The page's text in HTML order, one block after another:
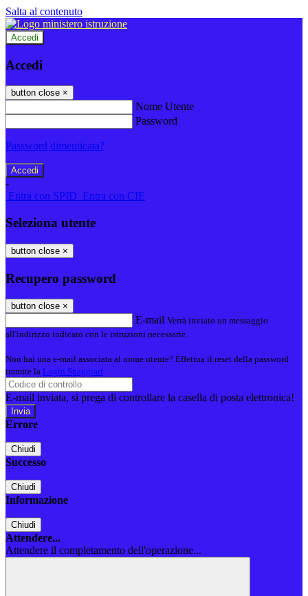
Salta al contenuto
Accedi
Accedi
button close ×
Nome Utente
Password
Password dimenticata?
-
Entra con SPID Entra con CIE
Seleziona utente
button close ×
Recupero password
button close ×
E-mail Verrà inviato un messaggio
all'indirizzo indicato con le istruzioni necessarie.
Non hai una e-mail associata al nome utente? Effettua il reset della password
tramite la Login Spaggiari
E-mail inviata, si prega di controllare la casella di posta elettronica!
Errore
Chiudi
Successo
Chiudi
Informazione
Chiudi
Attendere...
Attendere il completamento dell'operazione...